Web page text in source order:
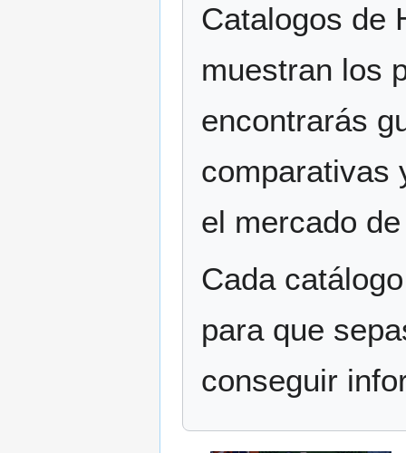
Catalogos de
muestran los
encontrarás
comparativas
el mercado
Cada
para que
conseguir